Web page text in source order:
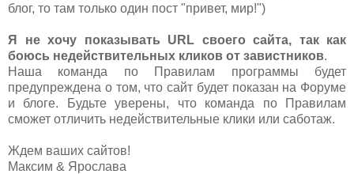
блог, то там только один пост "привет, мир!")
Я не хочу показывать URL своего сайта, так как
боюсь недействительных кликов от завистников.
Наша команда по Правилам программы будет
предупреждена о том, что сайт будет показан на Форуме
и блоге. Будьте уверены, что команда по Правилам
сможет отличить недействительные клики или саботаж.
Ждем ваших сайтов!
Максим & Ярослава